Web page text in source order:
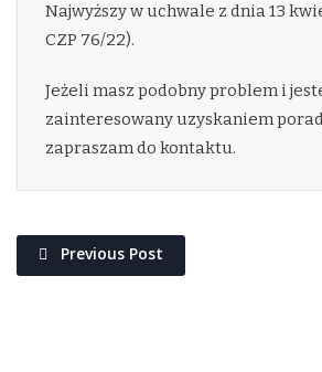
Najwyższy w uchwale z dnia 13
CZP 76/22).
Jeżeli masz podobny problem i
zainteresowany uzyskaniem
zapraszam do kontaktu.
Previous Post